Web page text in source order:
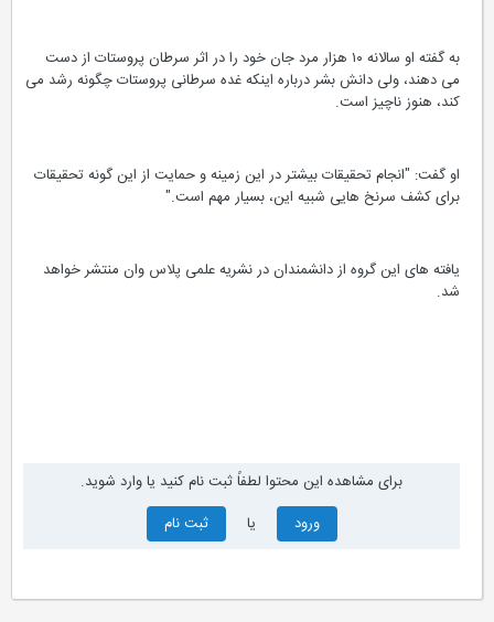
به گفته او سالانه ۱۰ هزار مرد جان خود را در اثر سرطان پروستات از دست
می دهند، ولی دانش بشر درباره اینکه غده سرطانی پروستات چگونه رشد می
کند، هنوز ناچیز است.
او گفت: "انجام تحقیقات بیشتر در این زمینه و حمایت از این گونه تحقیقات
برای کشف سرنخ هایی شبیه این، بسیار مهم است."
یافته های این گروه از دانشمندان در نشریه علمی پلاس وان منتشر خواهد
شد.
برای مشاهده این محتوا لطفاً ثبت نام کنید یا وارد شوید.
ورود
ثبت نام